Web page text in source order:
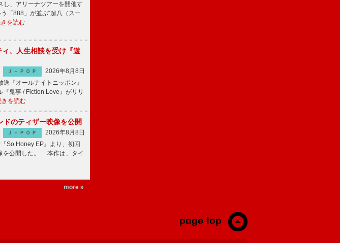
、アリーナツアーを開催す
「888」が並ぶ“超八（スー
を読む
、人生相談を受け『遊
Ｊ－ＰＯＰ
2026年8月8日
『オールナイトニッポン』
鬼事 / Fiction Love』がリリ
きを読む
のティザー映像を公開
Ｊ－ＰＯＰ
2026年8月8日
So Honey EP』より、初回
を公開した。 本作は、タイ
more »